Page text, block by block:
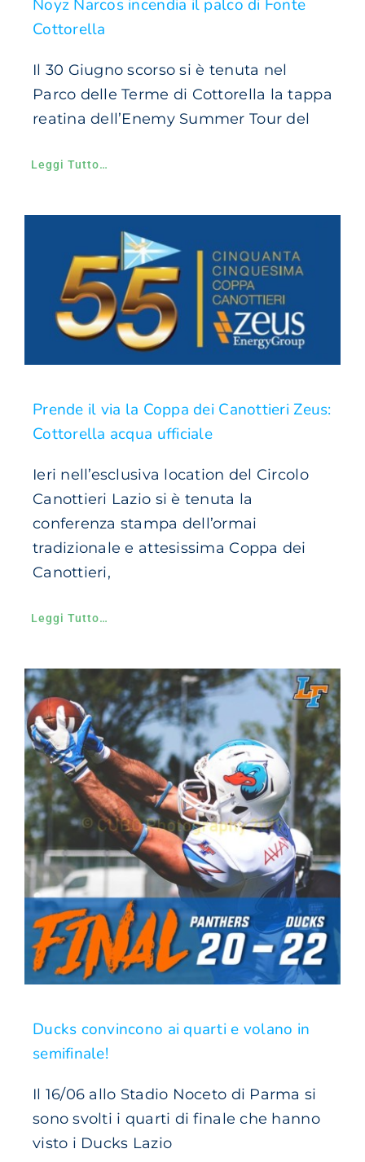
Noyz Narcos incendia il palco di Fonte
Cottorella
Il 30 Giugno scorso si è tenuta nel
Parco delle Terme di Cottorella la tappa
reatina dell’Enemy Summer Tour del
Leggi Tutto…
Prende il via la Coppa dei Canottieri Zeus:
Cottorella acqua ufficiale
Ieri nell’esclusiva location del Circolo
Canottieri Lazio si è tenuta la
conferenza stampa dell’ormai
tradizionale e attesissima Coppa dei
Canottieri,
Leggi Tutto…
Ducks convincono ai quarti e volano in
semifinale!
Il 16/06 allo Stadio Noceto di Parma si
sono svolti i quarti di finale che hanno
visto i Ducks Lazio